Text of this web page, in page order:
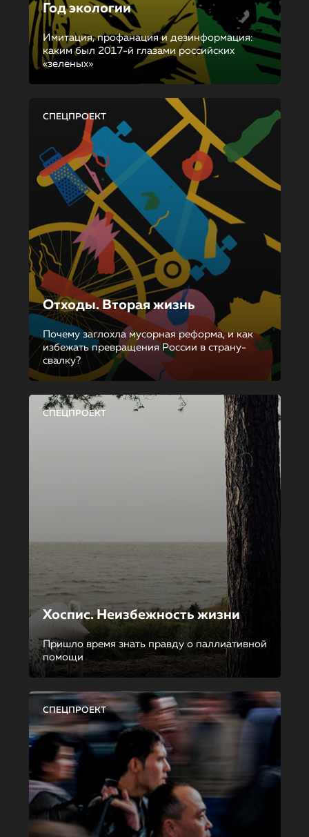
Год экологии
Имитация, профанация и дезинформация:
каким был 2017-й глазами российских
«зеленых»
СПЕЦПРОЕКТ
Отходы. Вторая жизнь
Почему заглохла мусорная реформа, и как
избежать превращения России в страну-
свалку?
СПЕЦПРОЕКТ
Хоспис. Неизбежность жизни
Пришло время знать правду о паллиативной
помощи
СПЕЦПРОЕКТ